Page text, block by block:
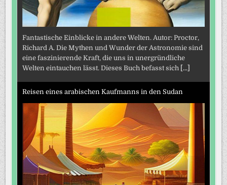
Fantastische Einblicke in andere Welten. Autor: Proctor,
Richard A. Die Mythen und Wunder der Astronomie sind
eine faszinierende Kraft, die uns in unergründliche
Welten eintauchen lässt. Dieses Buch befasst sich [...]
Reisen eines arabischen Kaufmanns in den Sudan